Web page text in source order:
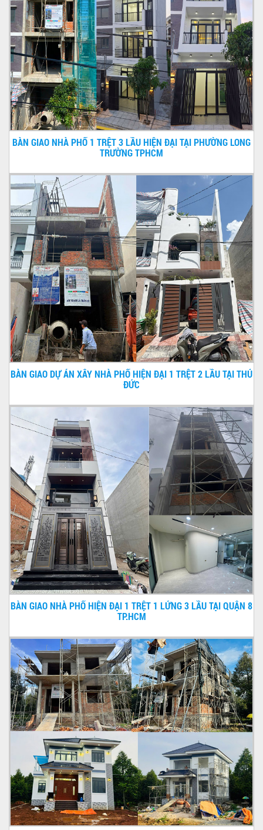
BÀN GIAO NHÀ PHỐ 1 TRỆT 3 LẦU HIỆN ĐẠI TẠI PHƯỜNG LONG
TRƯỜNG TPHCM
BÀN GIAO DỰ ÁN XÂY NHÀ PHỐ HIỆN ĐẠI 1 TRỆT 2 LẦU TẠI THỦ
ĐỨC
BÀN GIAO NHÀ PHỐ HIỆN ĐẠI 1 TRỆT 1 LỬNG 3 LẦU TẠI QUẬN 8
TP.HCM